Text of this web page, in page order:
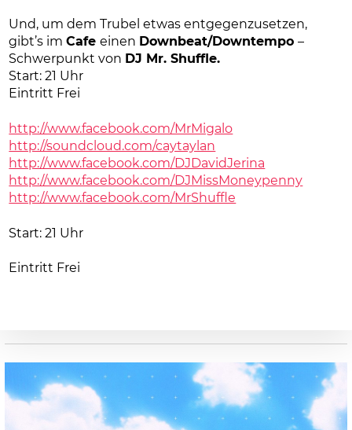
Und, um dem Trubel etwas entgegenzusetzen,
gibt’s imCafeeinen Downbeat/Downtempo–
Schwerpunkt von DJ Mr. Shuffle.
Start: 21 Uhr
Eintritt Frei
http://www.facebook.com/MrMigalo
http://soundcloud.com/caytaylan
http://www.facebook.com/DJDavidJerina
http://www.facebook.com/DJMissMoneypenny
http://www.facebook.com/MrShuffle
Start: 21 Uhr
Eintritt Frei